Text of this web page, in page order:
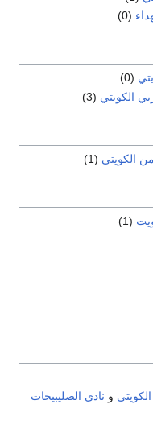
(0)
(0)
الكويتي (3)
الكويتي (1)
(1)
و نادي الصليبيخات